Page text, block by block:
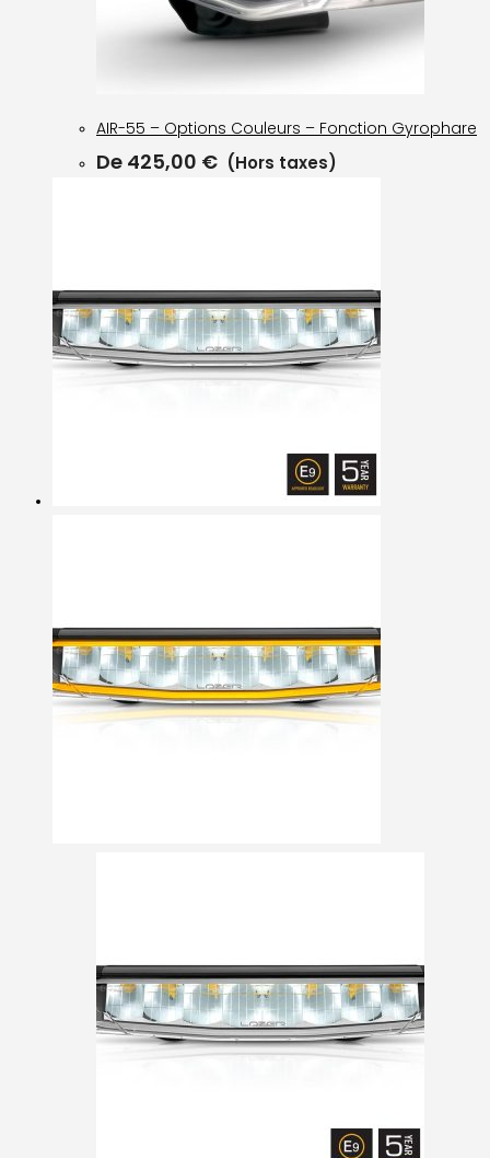
AIR-55 – Options Couleurs – Fonction Gyrophare
De 425,00 € (Hors taxes)